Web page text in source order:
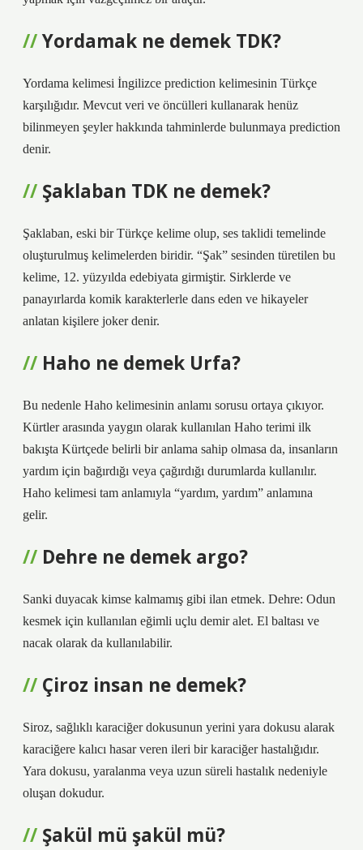
Yordamak ne demek TDK?
Yordama kelimesi İngilizce prediction kelimesinin Türkçe
karşılığıdır. Mevcut veri ve öncülleri kullanarak henüz
bilinmeyen şeyler hakkında tahminlerde bulunmaya prediction
denir.
Şaklaban TDK ne demek?
Şaklaban, eski bir Türkçe kelime olup, ses taklidi temelinde
oluşturulmuş kelimelerden biridir. “Şak” sesinden türetilen bu
kelime, 12. yüzyılda edebiyata girmiştir. Sirklerde ve
panayırlarda komik karakterlerle dans eden ve hikayeler
anlatan kişilere joker denir.
Haho ne demek Urfa?
Bu nedenle Haho kelimesinin anlamı sorusu ortaya çıkıyor.
Kürtler arasında yaygın olarak kullanılan Haho terimi ilk
bakışta Kürtçede belirli bir anlama sahip olmasa da, insanların
yardım için bağırdığı veya çağırdığı durumlarda kullanılır.
Haho kelimesi tam anlamıyla “yardım, yardım” anlamına
gelir.
Dehre ne demek argo?
Sanki duyacak kimse kalmamış gibi ilan etmek. Dehre: Odun
kesmek için kullanılan eğimli uçlu demir alet. El baltası ve
nacak olarak da kullanılabilir.
Çiroz insan ne demek?
Siroz, sağlıklı karaciğer dokusunun yerini yara dokusu alarak
karaciğere kalıcı hasar veren ileri bir karaciğer hastalığıdır.
Yara dokusu, yaralanma veya uzun süreli hastalık nedeniyle
oluşan dokudur.
Şakül mü şakül mü?